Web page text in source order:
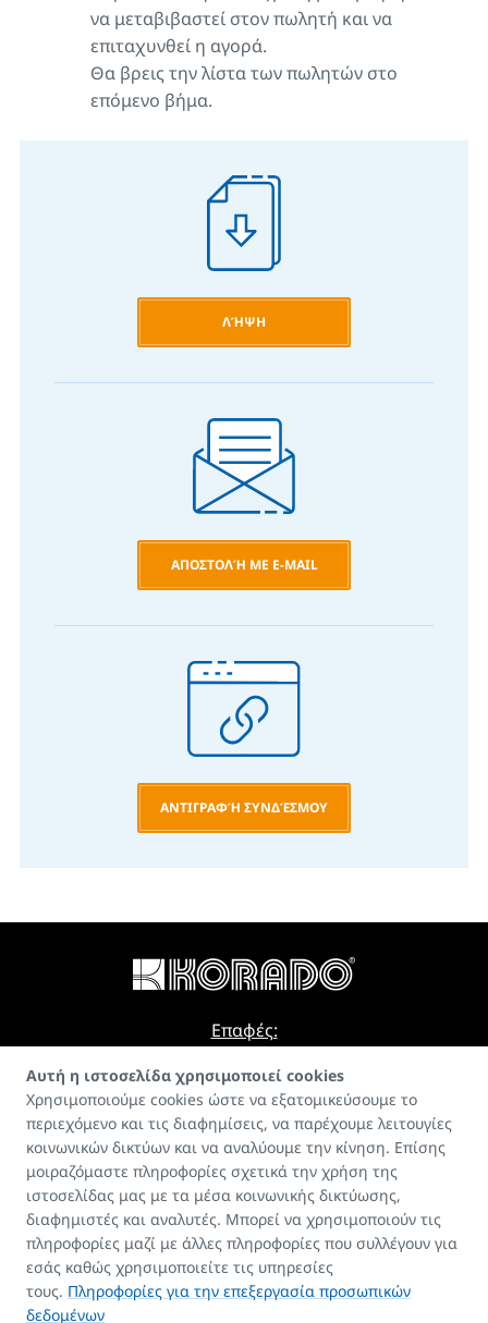
να μεταβιβαστεί στον πωλητή και να
επιταχυνθεί η αγορά.
Θα βρεις την λίστα των πωλητών στο
επόμενο βήμα.
ΛΉΨΗ
ΑΠΟΣΤΟΛΉ ΜΕ E-MAIL
ΑΝΤΙΓΡΑΦΉ ΣΥΝΔΈΣΜΟΥ
Επαφές:
info@korado.cz
Οδηγός
FAQ
Επαφές
Αυτή η ιστοσελίδα χρησιμοποιεί cookies
Χρησιμοποιούμε cookies ώστε να εξατομικεύσουμε το
περιεχόμενο και τις διαφημίσεις, να παρέχουμε λειτουγίες
κοινωνικών δικτύων και να αναλύουμε την κίνηση. Επίσης
μοιραζόμαστε πληροφορίες σχετικά την χρήση της
ιστοσελίδας μας με τα μέσα κοινωνικής δικτύωσης,
διαφημιστές και αναλυτές. Μπορεί να χρησιμοποιούν τις
πληροφορίες μαζί με άλλες πληροφορίες που συλλέγουν για
εσάς καθώς χρησιμοποιείτε τις υπηρεσίες
τους. Πληροφορίες για την επεξεργασία προσωπικών
δεδομένων